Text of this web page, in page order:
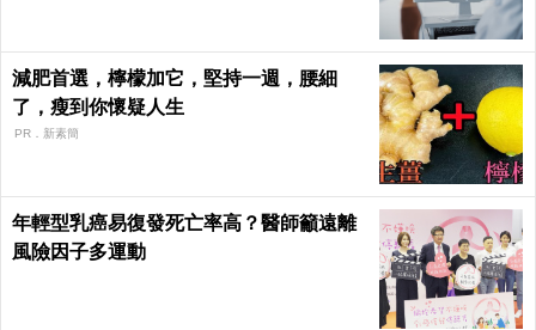
減肥首選，檸檬加它，堅持一週，腰細
了，瘦到你懷疑人生
PR．新素簡
年輕型乳癌易復發死亡率高？醫師籲遠離
風險因子多運動